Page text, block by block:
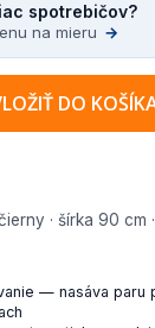
· šírka 90 cm
— nasáva paru
spotrebičov?
na mieru →
DO